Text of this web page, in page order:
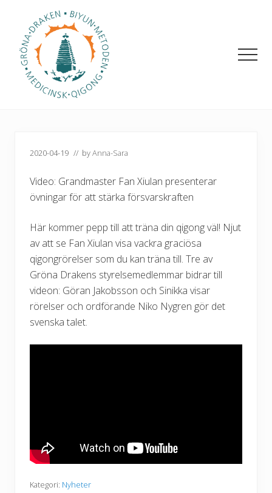
huvudinnehåll
primära
sidofältet
2020-04-19 // byAnna-Sara
Video: Grandmaster Fan Xiulan presenterar
övningar för att stärka försvarskraften
Här kommer pepp till att träna din qigong väl! Njut
av att se Fan Xiulan visa vackra graciösa
qigongrörelser som du kan träna till. Tre av
Gröna Drakens styrelsemedlemmar bidrar till
videon: Göran Jakobsson och Sinikka visar
rörelser och ordförande Niko Nygren gör det
svenska talet.
Kategori: Nyheter